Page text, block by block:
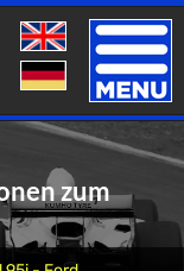
Toggle
zum